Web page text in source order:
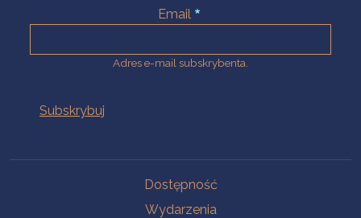
Email
Adres e-mail subskrybenta.
Dostępność
Wydarzenia